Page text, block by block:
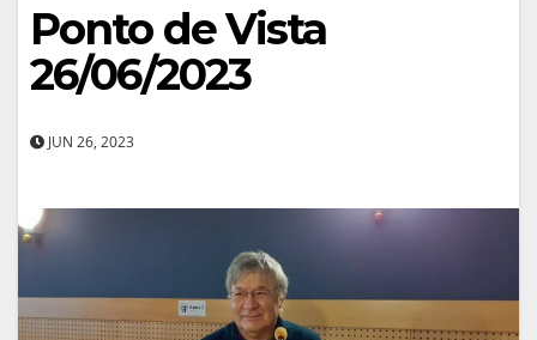
Ponto de Vista
26/06/2023
JUN 26, 2023